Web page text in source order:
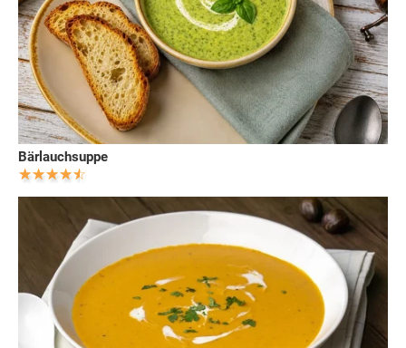
Bärlauchsuppe